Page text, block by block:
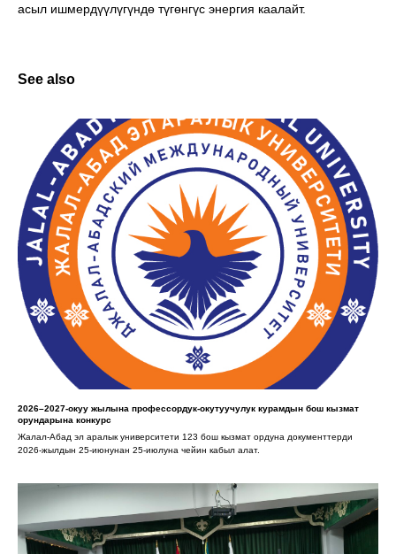
асыл ишмердүүлүгүндө түгөнгүс энергия каалайт.
See also
2026–2027-окуу жылына профессордук-окутуучулук курамдын бош кызмат
орундарына конкурс
Жалал-Абад эл аралык университети 123 бош кызмат ордуна документтерди
2026-жылдын 25-июнунан 25-июлуна чейин кабыл алат.